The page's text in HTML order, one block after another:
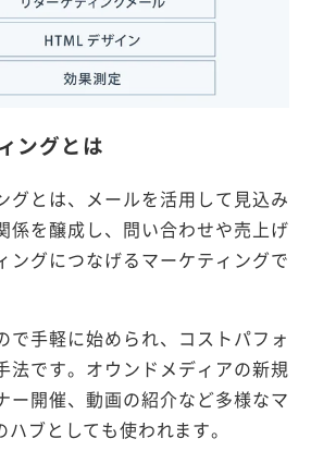
ングとは
グとは、メールを活用して見込み
係を醸成し、問い合わせや売上げ
ングにつなげるマーケティングで
で手軽に始められ、コストパフォ
法です。オウンドメディアの新規
ー開催、動画の紹介など多様なマ
ブとしても使われます。